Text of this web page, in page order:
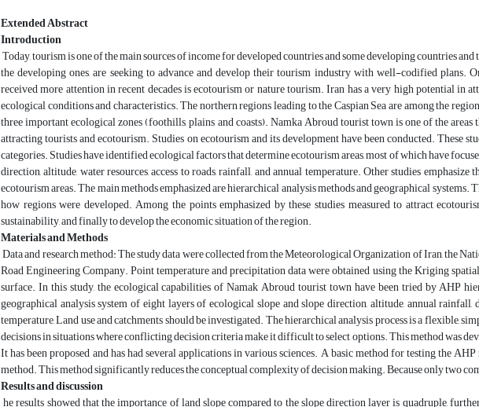
Extended Abstract
Introduction
Today, tourism is one of the main sources of income for developed countries and some developing countries
the developing ones, are seeking to advance and develop their tourism industry with well-codified plans.
received more attention in recent decades is ecotourism or nature tourism. Iran has a very high potential in
ecological conditions and characteristics. The northern regions leading to the Caspian Sea are among the
three important ecological zones (foothills, plains and coasts). Namka Abroud tourist town is one of the
attracting tourists and ecotourism. Studies on ecotourism and its development have been conducted. These
categories. Studies have identified ecological factors that determine ecotourism areas, most of which have
direction, altitude, water resources, access to roads, rainfall, and annual temperature. Other studies
ecotourism areas. The main methods emphasized are hierarchical analysis methods and geographical systems.
how regions were developed. Among the points emphasized by these studies measured to attract
sustainability, and finally to develop the economic situation of the region.
Materials and Methods
Data and research method: The study data were collected from the Meteorological Organization of Iran, the
Road Engineering Company. Point temperature and precipitation data were obtained using the Kriging
surface. In this study, the ecological capabilities of Namak Abroud tourist town have been tried by AHP
geographical analysis system of eight layers of ecological slope and slope direction, altitude, annual
temperature, Land use and catchments should be investigated. The hierarchical analysis process is a flexible,
decisions in situations where conflicting decision criteria make it difficult to select options. This method was
It has been proposed and has had several applications in various sciences. A basic method for testing the
method. This method significantly reduces the conceptual complexity of decision making. Because only two
Results and discussion